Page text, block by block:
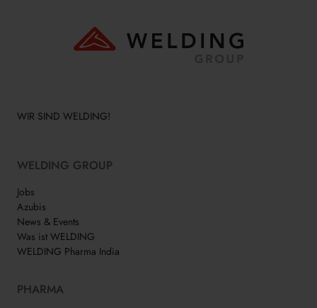
WIR SIND WELDING!
WELDING GROUP
Jobs
Azubis
News & Events
Was ist WELDING
WELDING Pharma India
PHARMA